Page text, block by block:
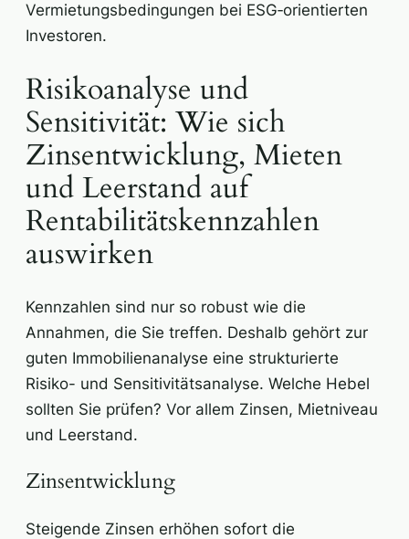
Vermietungsbedingungen bei ESG‑orientierten
Investoren.
Risikoanalyse und
Sensitivität: Wie sich
Zinsentwicklung, Mieten
und Leerstand auf
Rentabilitätskennzahlen
auswirken
Kennzahlen sind nur so robust wie die
Annahmen, die Sie treffen. Deshalb gehört zur
guten Immobilienanalyse eine strukturierte
Risiko- und Sensitivitätsanalyse. Welche Hebel
sollten Sie prüfen? Vor allem Zinsen, Mietniveau
und Leerstand.
Zinsentwicklung
Steigende Zinsen erhöhen sofort die